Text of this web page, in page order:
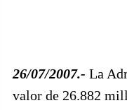
26/07/2007.- La
valor de 26.882